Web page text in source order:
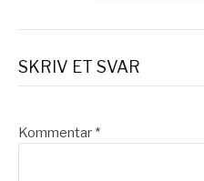
SKRIV ET SVAR
Kommentar *